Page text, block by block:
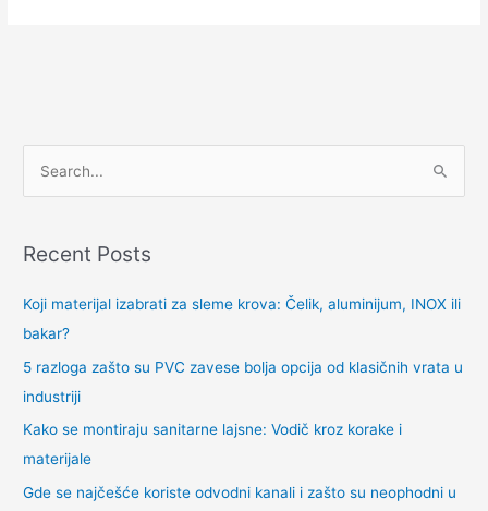
r
:
Recent Posts
Koji materijal izabrati za sleme krova: Čelik, aluminijum, INOX ili
bakar?
5 razloga zašto su PVC zavese bolja opcija od klasičnih vrata u
industriji
Kako se montiraju sanitarne lajsne: Vodič kroz korake i
materijale
Gde se najčešće koriste odvodni kanali i zašto su neophodni u